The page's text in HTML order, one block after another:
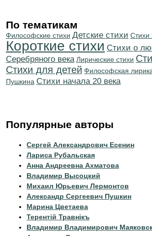
По тематикам
Философские стихи Детские стихи Стихи
Короткие стихи Стихи о
Серебряного века Лирические стихи
Стихи для детей Философская
Пушкина Cтихи начала 20 века
Популярные авторы
Сергей Александрович Есенин
Лариса Рубальская
Анна Андреевна Ахматова
Владимир Высоцкий
Михаил Юрьевич Лермонтов
Александр Сергеевич Пушкин
Марина Цветаева
Терентiй Травнiкъ
Владимир Владимирович